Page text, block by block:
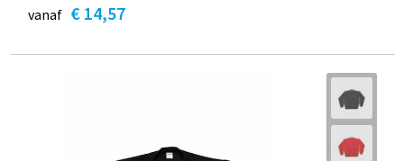
vanaf € 14,57